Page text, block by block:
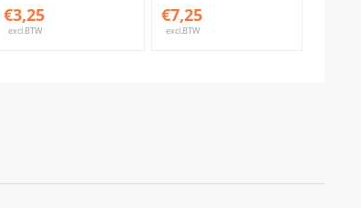
€3,25
excl.BTW
€7,25
excl.BTW